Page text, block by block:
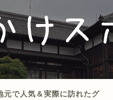
元で人気＆実際に訪れたグ